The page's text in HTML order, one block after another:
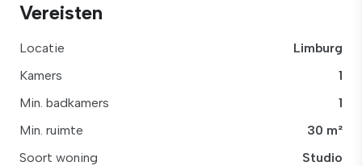
Vereisten
Locatie
Limburg
Kamers
1
Min. badkamers
1
Min. ruimte
30 m²
Soort woning
Studio